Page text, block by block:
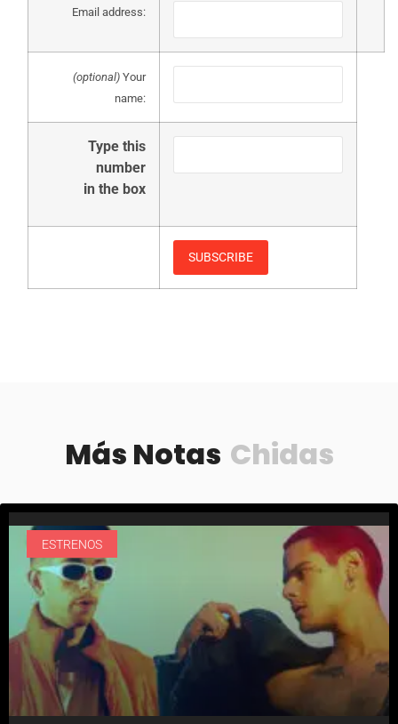
Email address:
(optional) Your
name:
Type this
number
in the box
Más Notas Chidas
ESTRENOS